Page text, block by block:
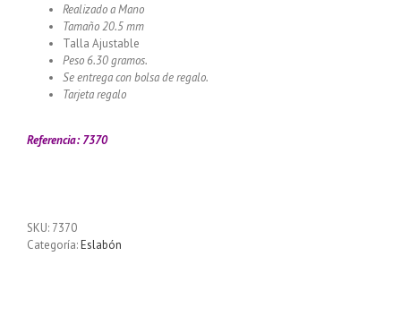
Realizado a Mano
Tamaño 20.5 mm
Talla Ajustable
Peso 6.30 gramos.
Se entrega con bolsa de regalo.
Tarjeta regalo
Referencia: 7370
SKU: 7370
Categoría:Eslabón